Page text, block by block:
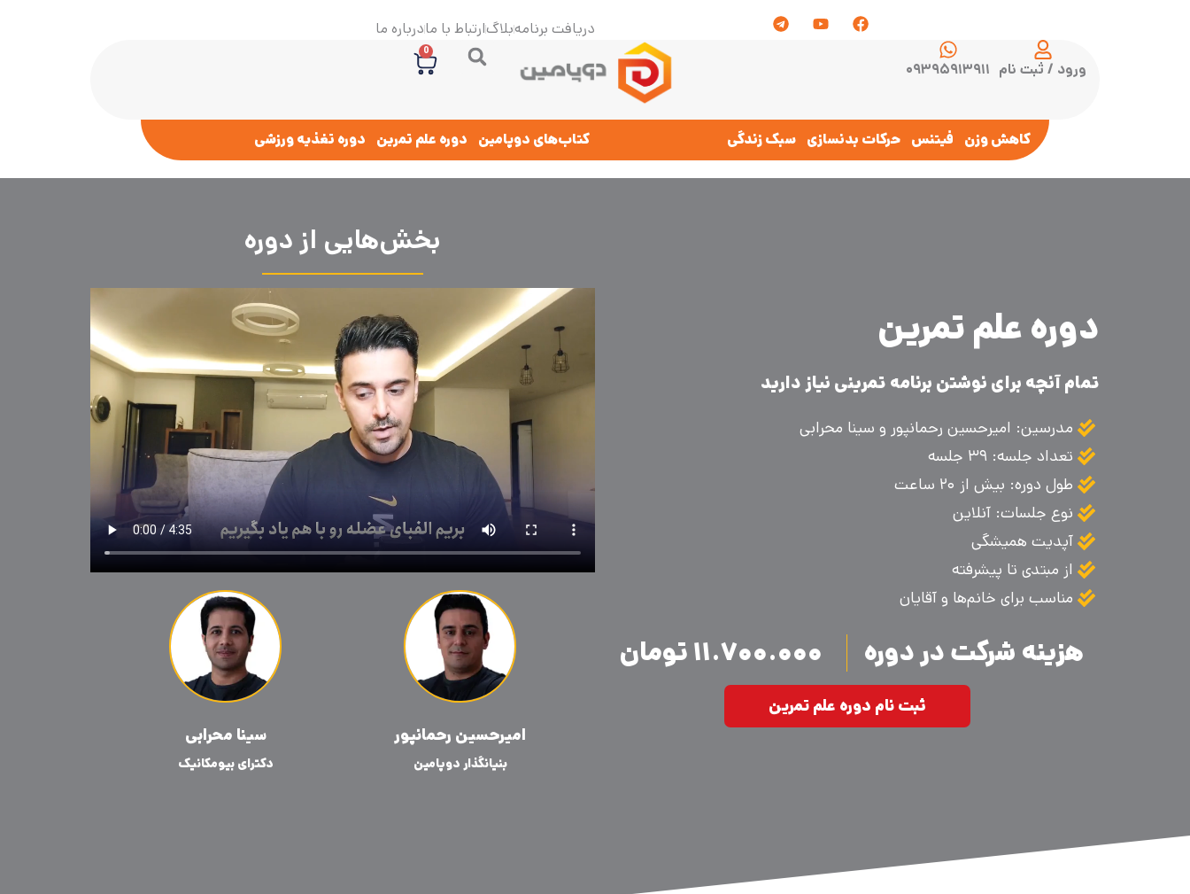
دریافت برنامهبلاگارتباط با مادرباره ما
ورود / ثبت نام ۰۹۳۹۵۹۱۳۹۱۱
0
کاهش وزن فیتنس حرکات بدنسازی سبک زندگی کتاب‌های دوپامین دوره علم تمرین دوره تغذیه ورزشی
دوره علم تمرین
تمام آنچه برای نوشتن برنامه تمرینی نیاز دارید
مدرسین: امیرحسین رحمانپور و سینا محرابی
تعداد جلسه: ۳۹ جلسه
طول دوره: بیش از ۲۰ ساعت
نوع جلسات: آنلاین
آپدیت همیشگی
از مبتدی تا پیشرفته
مناسب برای خانم‌ها و آقایان
هزینه شرکت در دوره ۱۱.۷۰۰.۰۰۰ تومان
ثبت نام دوره علم تمرین
بخش‌هایی از دوره
امیرحسین رحمانپور
بنیانگذار دوپامین
سینا محرابی
دکترای بیومکانیک